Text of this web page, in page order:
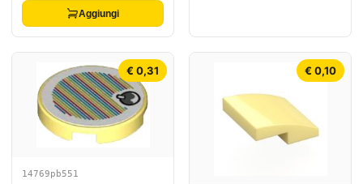
Aggiungi
€ 0,31
14769pb551
€ 0,10